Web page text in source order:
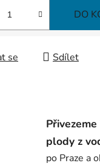
DO
se Sdílet
plody z
po Praze a